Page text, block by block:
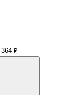
364 ₽